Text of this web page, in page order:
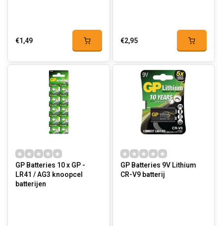
€1,49 €2,95
GP Batteries 10 x GP -
LR41 / AG3 knoopcel
batterijen
GP Batteries 9V Lithium
CR-V9 batterij